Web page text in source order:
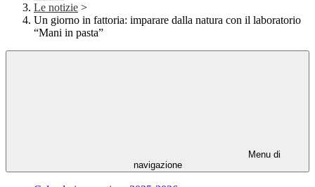
Le notizie >
Un giorno in fattoria: imparare dalla natura con il laboratorio
“Mani in pasta”
Menu di
navigazione